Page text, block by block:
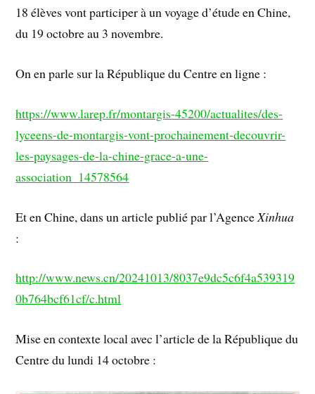
18 élèves vont participer à un voyage d’étude en Chine,
du 19 octobre au 3 novembre.
On en parle sur la République du Centre en ligne :
https://www.larep.fr/montargis-45200/actualites/des-
lyceens-de-montargis-vont-prochainement-decouvrir-
les-paysages-de-la-chine-grace-a-une-
association_14578564
Et en Chine, dans un article publié par l’Agence Xinhua
:
http://www.news.cn/20241013/8037e9dc5c6f4a539319
0b764bcf61cf/c.html
Mise en contexte local avec l’article de la République du
Centre du lundi 14 octobre :